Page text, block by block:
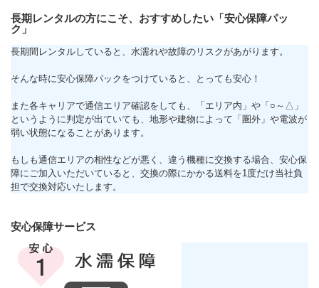
長期レンタルの方にこそ、おすすめしたい「安心保障パッ
ク」
長期間レンタルしていると、水濡れや故障のリスクがあがります。
そんな時に安心保障パックをつけていると、とっても安心！
また各キャリアで通信エリア確認をしても、「エリア内」や「○～△」
というように判定が出ていても、地形や建物によって「圏外」や電波が
弱い状態になることがあります。
もしも通信エリアの相性などが悪く、違う機種に交換する場合、安心保
障にご加入いただいていると、交換の際にかかる送料を1度だけ当社負
担で交換対応いたします。
安心保障サービス